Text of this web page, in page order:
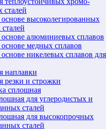
сталей
высоколегированных
алюминиевых сплавов
медных сплавов
никелевых сплавов для
наплавки
резки и строжки
сплошная
для углеродистых и
сталей
для высокопрочных
сталей